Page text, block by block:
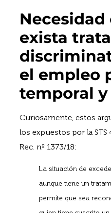
Necesidad
exista
el empleo
temporal
Curiosamente, estos
los expuestos por la STS
Rec. nº 1373/18:
La situación de
aunque tiene un
permite que sea